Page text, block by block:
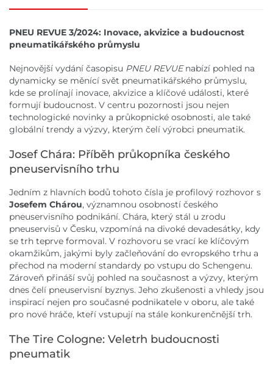
Obsah vydání
PNEU REVUE 3/2024: Inovace, akvizice a budoucnost
pneumatikářského průmyslu
Nejnovější vydání časopisu PNEU REVUEnabízí pohled na
dynamicky se měnící svět pneumatikářského průmyslu,
kde se prolínají inovace, akvizice a klíčové události, které
formují budoucnost. V centru pozornosti jsou nejen
technologické novinky a průkopnické osobnosti, ale také
globální trendy a výzvy, kterým čelí výrobci pneumatik.
Josef Chára: Příběh průkopníka českého
pneuservisního trhu
Jedním z hlavních bodů tohoto čísla je profilový rozhovor s
Josefem Chárou, významnou osobností českého
pneuservisního podnikání. Chára, který stál u zrodu
pneuservisů v Česku, vzpomíná na divoké devadesátky, kdy
se trh teprve formoval. V rozhovoru se vrací ke klíčovým
okamžikům, jakými byly začleňování do evropského trhu a
přechod na moderní standardy po vstupu do Schengenu.
Zároveň přináší svůj pohled na současnost a výzvy, kterým
dnes čelí pneuservisní byznys. Jeho zkušenosti a vhledy jsou
inspirací nejen pro současné podnikatele v oboru, ale také
pro nové hráče, kteří vstupují na stále konkurenčnější trh.
The Tire Cologne: Veletrh budoucnosti
pneumatik